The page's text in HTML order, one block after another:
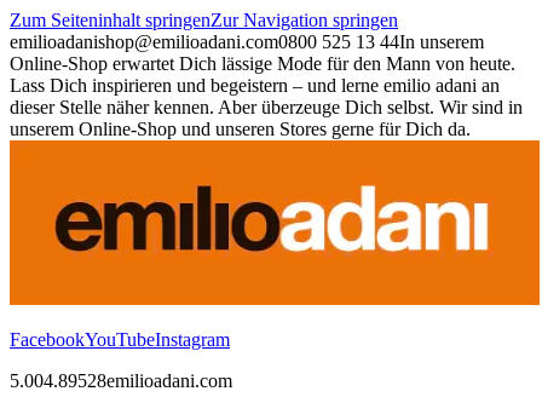
Zum Seiteninhalt springenZur Navigation springen
emilioadanishop@emilioadani.com0800 525 13 44In unserem
Online-Shop erwartet Dich lässige Mode für den Mann von heute.
Lass Dich inspirieren und begeistern – und lerne emilio adani an
dieser Stelle näher kennen. Aber überzeuge Dich selbst. Wir sind in
unserem Online-Shop und unseren Stores gerne für Dich da.
FacebookYouTubeInstagram
5.004.89528emilioadani.com